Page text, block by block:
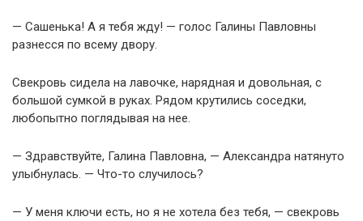
— Сашенька! А я тебя жду! — голос Галины Павловны
разнесся по всему двору.
Свекровь сидела на лавочке, нарядная и довольная, с
большой сумкой в руках. Рядом крутились соседки,
любопытно поглядывая на нее.
— Здравствуйте, Галина Павловна, — Александра натянуто
улыбнулась. — Что-то случилось?
— У меня ключи есть, но я не хотела без тебя, — свекровь